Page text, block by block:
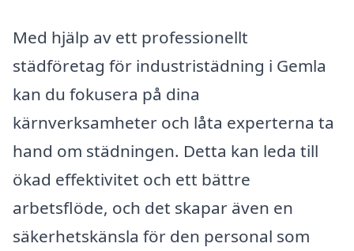
Med hjälp av ett professionellt
städföretag för industristädning i Gemla
kan du fokusera på dina
kärnverksamheter och låta experterna ta
hand om städningen. Detta kan leda till
ökad effektivitet och ett bättre
arbetsflöde, och det skapar även en
säkerhetskänsla för den personal som